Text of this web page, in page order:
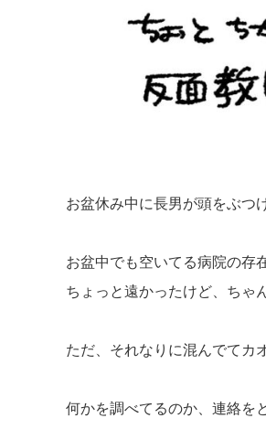
お盆休み中に長男が頭をぶつ
お盆中でも空いてる病院の存
ちょっと遠かったけど、ちゃ
ただ、それなりに混んでてカ
何かを調べてるのか、連絡を